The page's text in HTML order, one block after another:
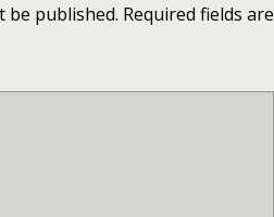
be published. Required fields are